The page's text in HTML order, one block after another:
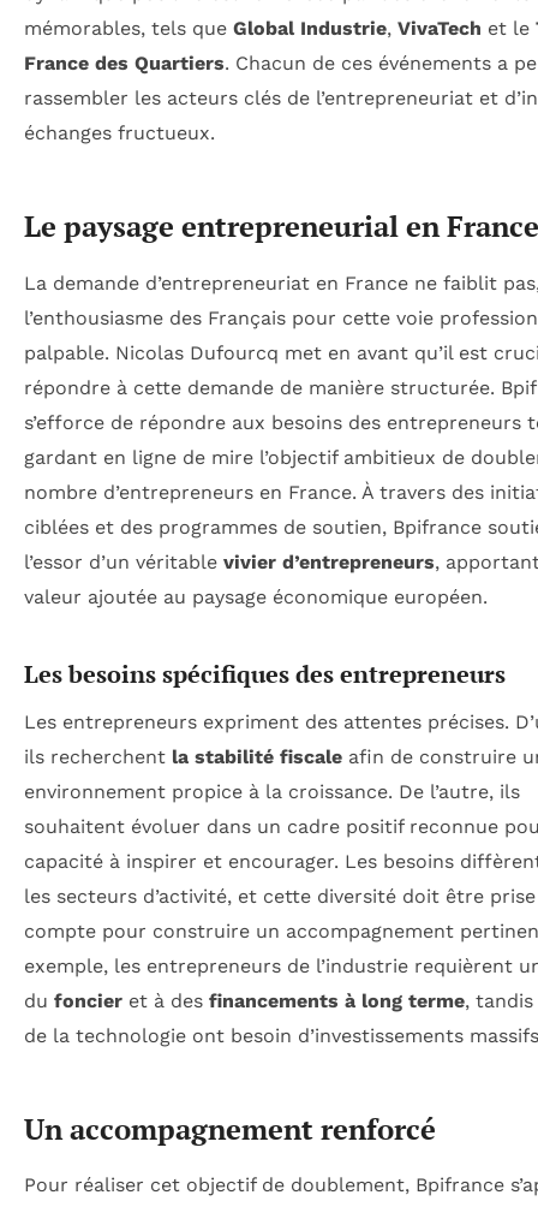
mémorables, tels que Global Industrie, VivaTech et le
France des Quartiers. Chacun de ces événements a
rassembler les acteurs clés de l’entrepreneuriat et
échanges fructueux.
Le paysage entrepreneurial en France
La demande d’entrepreneuriat en France ne faiblit
l’enthousiasme des Français pour cette voie
palpable. Nicolas Dufourcq met en avant qu’il est
répondre à cette demande de manière structurée.
s’efforce de répondre aux besoins des entrepreneurs
gardant en ligne de mire l’objectif ambitieux de
nombre d’entrepreneurs en France. À travers des
ciblées et des programmes de soutien, Bpifrance
l’essor d’un véritable vivier d’entrepreneurs,
valeur ajoutée au paysage économique européen.
Les besoins spécifiques des entrepreneurs
Les entrepreneurs expriment des attentes précises.
ils recherchent la stabilité fiscale afin de construire
environnement propice à la croissance. De l’autre, ils
souhaitent évoluer dans un cadre positif reconnue
capacité à inspirer et encourager. Les besoins
les secteurs d’activité, et cette diversité doit être
compte pour construire un accompagnement
exemple, les entrepreneurs de l’industrie requièrent
du foncier et à des financements à long terme,
de la technologie ont besoin d’investissements
Un accompagnement renforcé
Pour réaliser cet objectif de doublement, Bpifrance